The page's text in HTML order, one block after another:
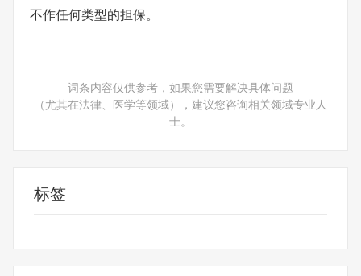
不作任何类型的担保。
词条内容仅供参考，如果您需要解决具体问题
（尤其在法律、医学等领域），建议您咨询相关领域专业人
士。
标签